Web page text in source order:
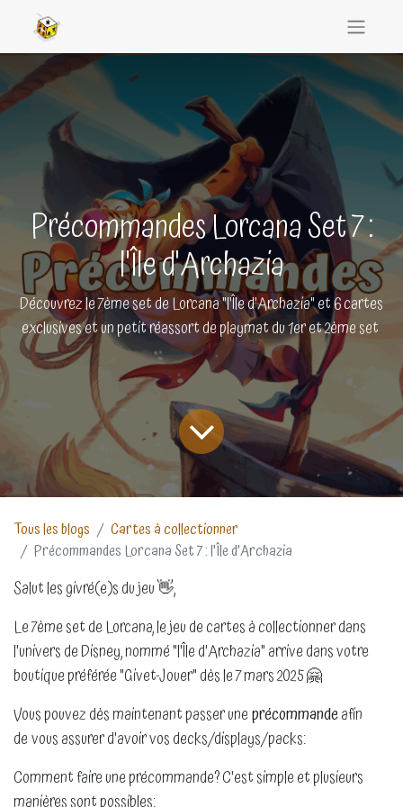
Précommandes Lorcana Set 7 :
l'Île d'Archazia
Découvrez le 7ème set de Lorcana "l'Île d'Archazia" et 6 cartes
exclusives et un petit réassort de playmat du 1er et 2ème set ​
Tous les blogs
Cartes à collectionner
Précommandes Lorcana Set 7 : l'Île d'Archazia
Salut les givré(e)s du jeu 👋,
Le 7ème set de Lorcana, le jeu de cartes à collectionner dans
l'univers de Disney, nommé "l'Île d'Archazia" arrive dans votre
boutique préférée "Givet-Jouer" dès le 7 mars 2025 🤗
Vous pouvez dès maintenant passer uneprécommandeafin
de vous assurer d'avoir vos decks/displays/packs:
Comment faire une précommande? C'est simple et plusieurs